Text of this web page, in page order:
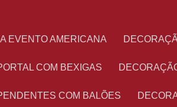
EVENTO AMERICANA
COM BEXIGAS
COM BALÕES